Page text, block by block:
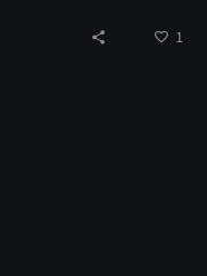
1